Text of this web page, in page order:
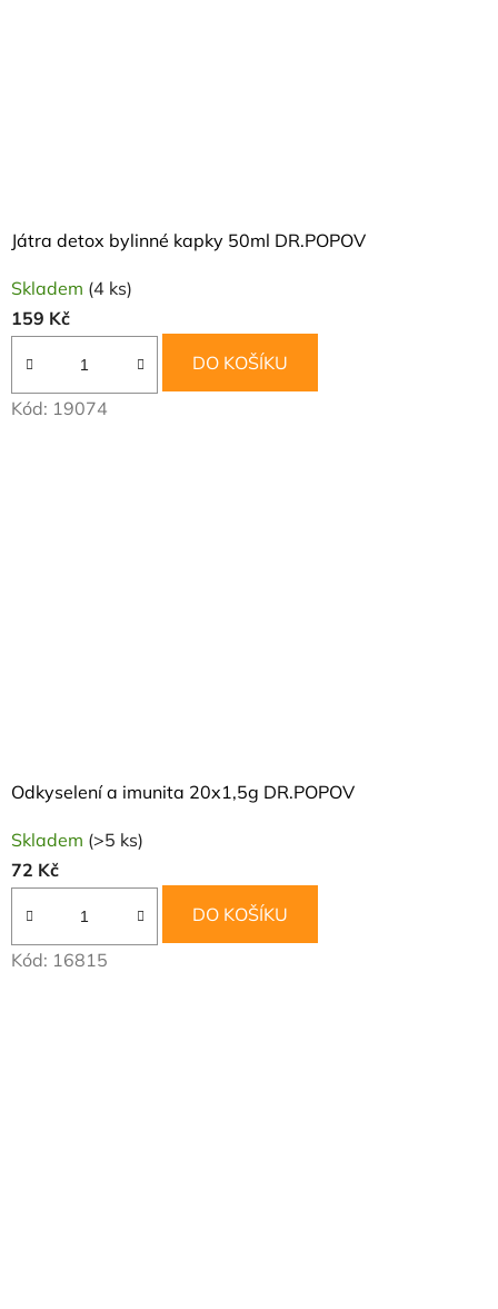
Játra detox bylinné kapky 50ml DR.POPOV
Skladem (4 ks)
159 Kč
DO KOŠÍKU
Kód: 19074
Odkyselení a imunita 20x1,5g DR.POPOV
Skladem (>5 ks)
72 Kč
DO KOŠÍKU
Kód: 16815